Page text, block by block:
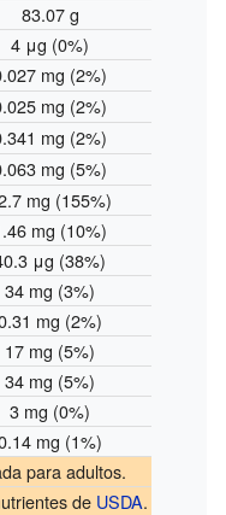
83.07 g
4 μg (0%)
mg (2%)
mg (2%)
mg (2%)
mg (5%)
mg (155%)
mg (10%)
μg (38%)
34 mg (3%)
mg (2%)
17 mg (5%)
34 mg (5%)
3 mg (0%)
mg (1%)
para adultos.
de USDA.